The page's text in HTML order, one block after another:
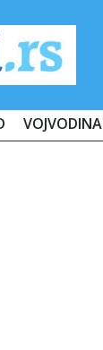
VOJVODINA